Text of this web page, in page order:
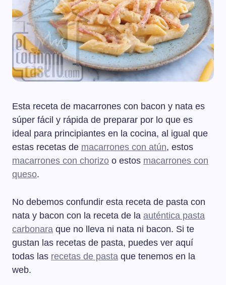
Esta receta de macarrones con bacon y nata es
súper fácil y rápida de preparar por lo que es
ideal para principiantes en la cocina, al igual que
estas recetas de macarrones con atún, estos
macarrones con chorizo o estos macarrones con
queso.
No debemos confundir esta receta de pasta con
nata y bacon con la receta de la auténtica pasta
carbonara que no lleva ni nata ni bacon. Si te
gustan las recetas de pasta, puedes ver aquí
todas las recetas de pasta que tenemos en la
web.